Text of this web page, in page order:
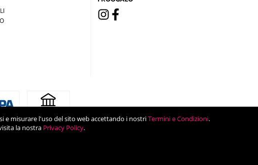
e misurare l'uso del sito web accettando i nostriTermini e Condizioni.
la nostra Privacy Policy.